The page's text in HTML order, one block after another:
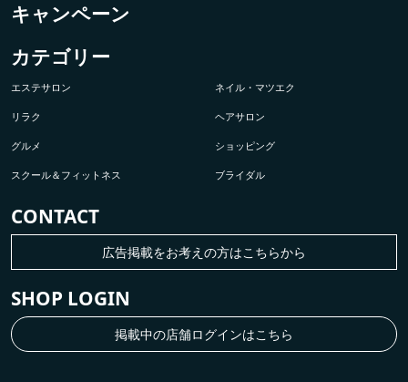
キャンペーン
カテゴリー
エステサロン ネイル・マツエク
リラク ヘアサロン
グルメ ショッピング
スクール＆フィットネス ブライダル
SHOP LOGIN
掲載中の店舗ログインはこちら
CONTACT
広告掲載をお考えの方はこちらから